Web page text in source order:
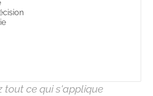
tout ce qui s'applique